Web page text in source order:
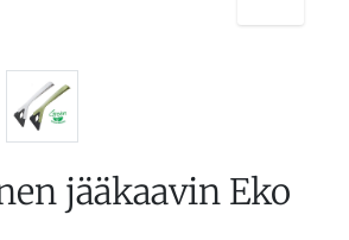
jääkaavin Eko